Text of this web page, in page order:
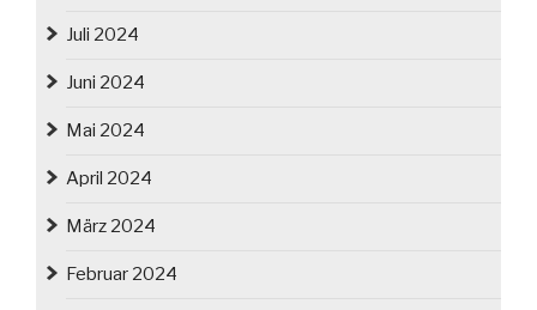
Juli 2024
Juni 2024
Mai 2024
April 2024
März 2024
Februar 2024